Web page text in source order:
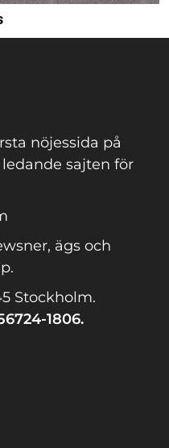
nöjessida på
sajten för
ägs och
Stockholm.
1806.